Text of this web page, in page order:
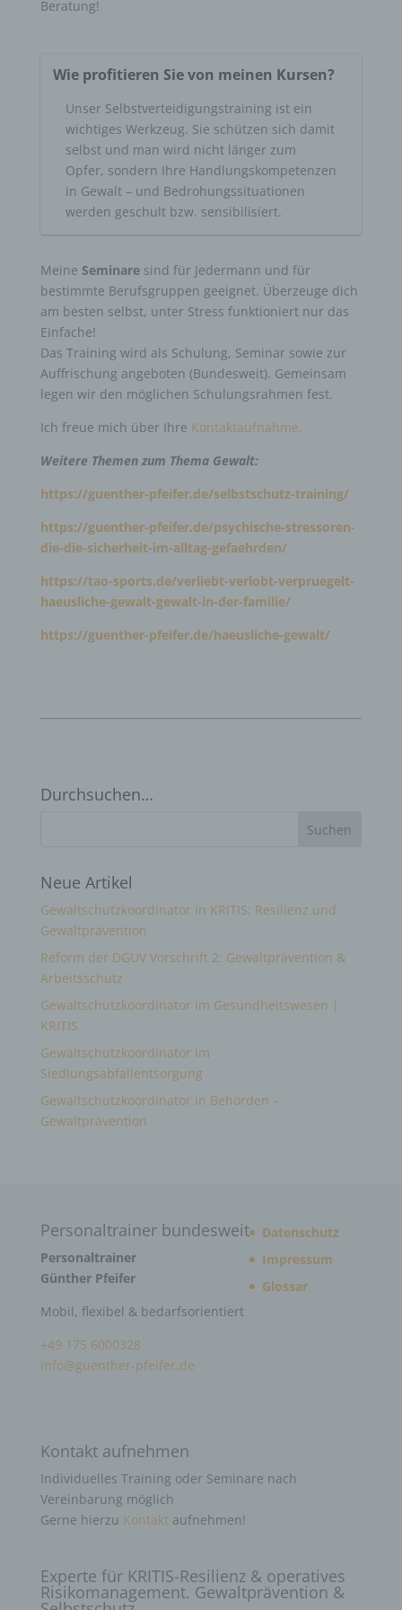
Beratung!
Wie profitieren Sie von meinen Kursen?
Unser Selbstverteidigungstraining ist ein
wichtiges Werkzeug. Sie schützen sich damit
selbst und man wird nicht länger zum
Opfer, sondern Ihre Handlungskompetenzen
in Gewalt – und Bedrohungssituationen
werden geschult bzw. sensibilisiert.
Meine Seminaresind für Jedermann und für
bestimmte Berufsgruppen geeignet. Überzeuge dich
am besten selbst, unter Stress funktioniert nur das
Einfache!
Das Training wird als Schulung, Seminar sowie zur
Auffrischung angeboten (Bundesweit). Gemeinsam
legen wir den möglichen Schulungsrahmen fest.
Ich freue mich über Ihre Kontaktaufnahme.
Weitere Themen zum Thema Gewalt:
https://guenther-pfeifer.de/selbstschutz-training/
https://guenther-pfeifer.de/psychische-stressoren-
die-die-sicherheit-im-alltag-gefaehrden/
https://tao-sports.de/verliebt-verlobt-verpruegelt-
haeusliche-gewalt-gewalt-in-der-familie/
https://guenther-pfeifer.de/haeusliche-gewalt/
Durchsuchen…
Neue Artikel
Gewaltschutzkoordinator in KRITIS: Resilienz und
Gewaltprävention
Reform der DGUV Vorschrift 2: Gewaltprävention &
Arbeitsschutz
Gewaltschutzkoordinator im Gesundheitswesen |
KRITIS
Gewaltschutzkoordinator im
Siedlungsabfallentsorgung
Gewaltschutzkoordinator in Behörden –
Gewaltprävention
Personaltrainer bundesweit
Personaltrainer
Günther Pfeifer
Mobil, flexibel & bedarfsorientiert
+49 175 6000328
info@guenther-pfeifer.de
Datenschutz
Impressum
Glossar
Kontakt aufnehmen
Individuelles Training oder Seminare nach
Vereinbarung möglich
Gerne hierzu Kontaktaufnehmen!
Experte für KRITIS-Resilienz & operatives
Risikomanagement. Gewaltprävention &